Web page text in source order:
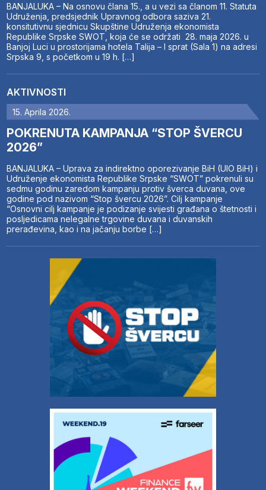
BANJALUKA – Na osnovu člana 15., a u vezi sa članom 11. Statuta
Udruženja, predsjednik Upravnog odbora saziva 21.
konsitutivnu sjednicu Skupštine Udruženja ekonomista
Republike Srpske SWOT, koja će se održati 28. maja 2026. u
Banjoj Luci u prostorijama hotela Talija – I sprat (Sala 1) na adresi
Srpska 9, s početkom u 19 h. […]
AKTIVNOSTI
15. Aprila 2026.
POKRENUTA KAMPANJA “STOP ŠVERCU
2026”
BANJALUKA – Uprava za indirektno oporezivanje BiH (UIO BiH) i
Udruženje ekonomista Republike Srpske “SWOT” pokrenuli su
sedmu godinu zaredom kampanju protiv šverca duvana, ove
godine pod nazivom “Stop švercu 2026”. Cilj kampanje
“Osnovni cilj kampanje je podizanje svijesti građana o štetnosti i
posljedicama nelegalne trgovine duvana i duvanskih
prerađevina, kao i na jačanju borbe […]